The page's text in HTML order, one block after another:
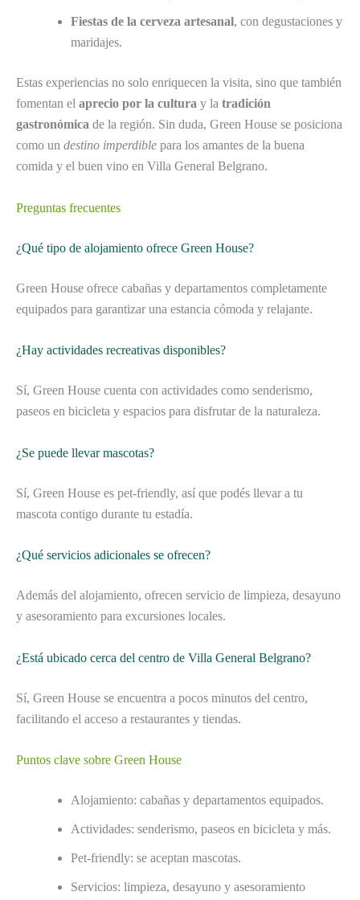
Fiestas de la cerveza artesanal, con degustaciones y
maridajes.
Estas experiencias no solo enriquecen la visita, sino que también
fomentan el aprecio por la cultura y la tradición
gastronómica de la región. Sin duda, Green House se posiciona
como un destino imperdible para los amantes de la buena
comida y el buen vino en Villa General Belgrano.
Preguntas frecuentes
¿Qué tipo de alojamiento ofrece Green House?
Green House ofrece cabañas y departamentos completamente
equipados para garantizar una estancia cómoda y relajante.
¿Hay actividades recreativas disponibles?
Sí, Green House cuenta con actividades como senderismo,
paseos en bicicleta y espacios para disfrutar de la naturaleza.
¿Se puede llevar mascotas?
Sí, Green House es pet-friendly, así que podés llevar a tu
mascota contigo durante tu estadía.
¿Qué servicios adicionales se ofrecen?
Además del alojamiento, ofrecen servicio de limpieza, desayuno
y asesoramiento para excursiones locales.
¿Está ubicado cerca del centro de Villa General Belgrano?
Sí, Green House se encuentra a pocos minutos del centro,
facilitando el acceso a restaurantes y tiendas.
Puntos clave sobre Green House
Alojamiento: cabañas y departamentos equipados.
Actividades: senderismo, paseos en bicicleta y más.
Pet-friendly: se aceptan mascotas.
Servicios: limpieza, desayuno y asesoramiento